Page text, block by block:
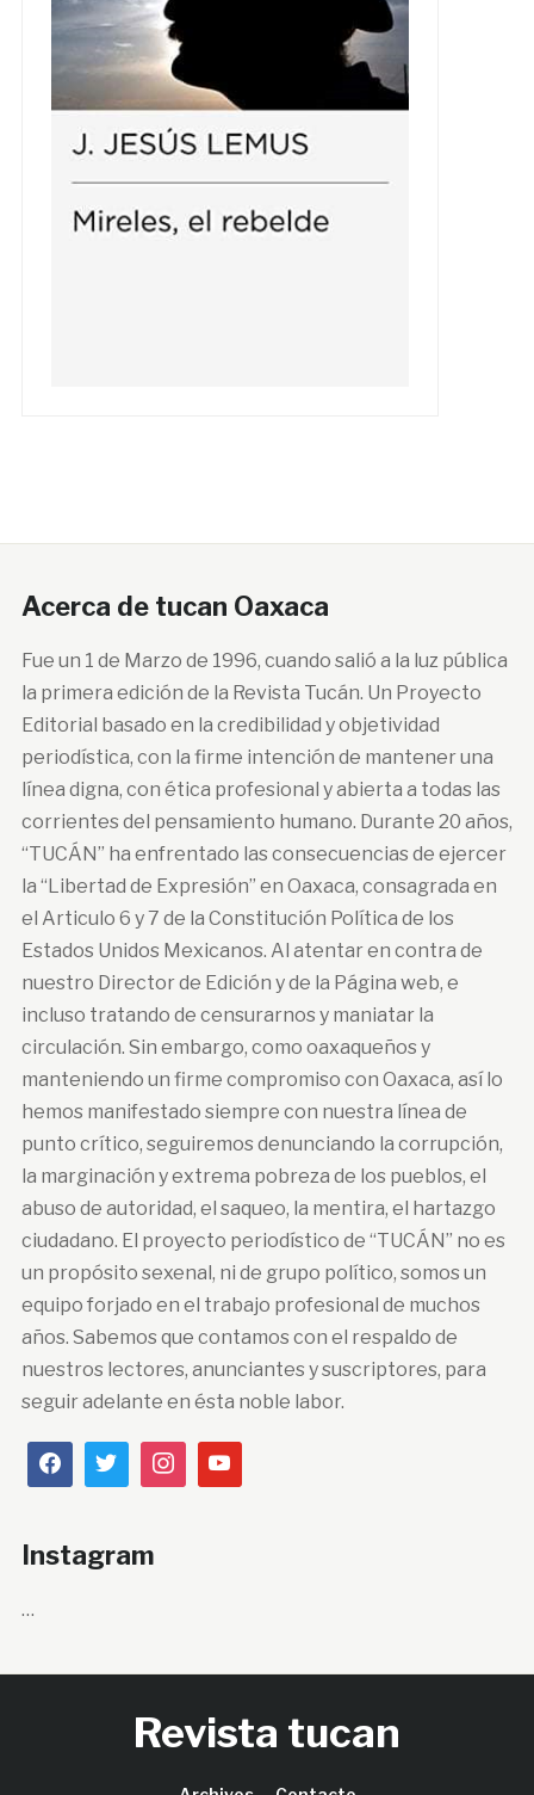
Acerca de tucan Oaxaca
Fue un 1 de Marzo de 1996, cuando salió a la luz pública
la primera edición de la Revista Tucán. Un Proyecto
Editorial basado en la credibilidad y objetividad
periodística, con la firme intención de mantener una
línea digna, con ética profesional y abierta a todas las
corrientes del pensamiento humano. Durante 20 años,
“TUCÁN” ha enfrentado las consecuencias de ejercer
la “Libertad de Expresión” en Oaxaca, consagrada en
el Articulo 6 y 7 de la Constitución Política de los
Estados Unidos Mexicanos. Al atentar en contra de
nuestro Director de Edición y de la Página web, e
incluso tratando de censurarnos y maniatar la
circulación. Sin embargo, como oaxaqueños y
manteniendo un firme compromiso con Oaxaca, así lo
hemos manifestado siempre con nuestra línea de
punto crítico, seguiremos denunciando la corrupción,
la marginación y extrema pobreza de los pueblos, el
abuso de autoridad, el saqueo, la mentira, el hartazgo
ciudadano. El proyecto periodístico de “TUCÁN” no es
un propósito sexenal, ni de grupo político, somos un
equipo forjado en el trabajo profesional de muchos
años. Sabemos que contamos con el respaldo de
nuestros lectores, anunciantes y suscriptores, para
seguir adelante en ésta noble labor.
Instagram
…
Revista tucan